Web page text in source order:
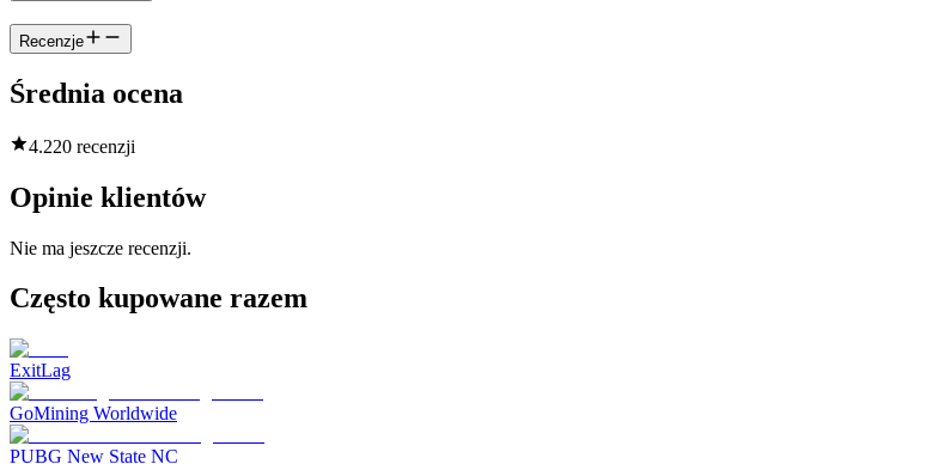
Recenzje
Średnia ocena
4.220 recenzji
Opinie klientów
Nie ma jeszcze recenzji.
Często kupowane razem
ExitLag
GoMining Worldwide
PUBG New State NC